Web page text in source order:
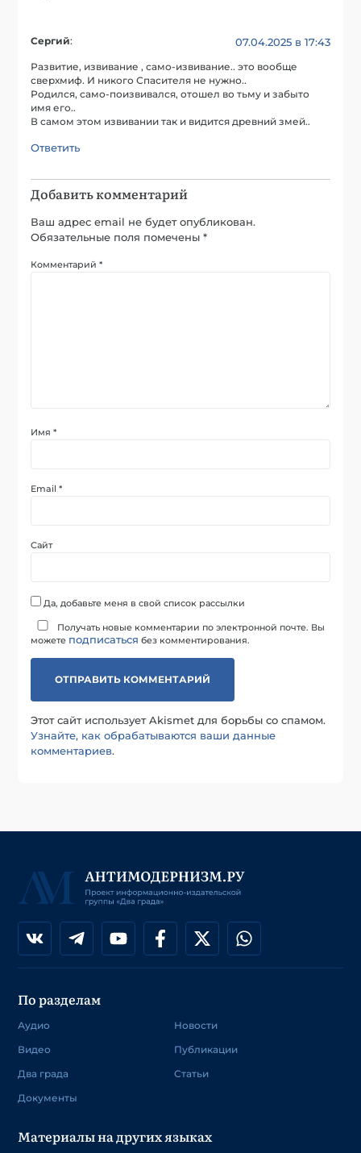
Сергий: 07.04.2025 в 17:43
Развитие, извивание , само-извивание.. это вообще
сверхмиф. И никого Спасителя не нужно..
Родился, само-поизвивался, отошел во тьму и забыто
имя его..
В самом этом извивании так и видится древний змей..
Ответить
Добавить комментарий
Ваш адрес email не будет опубликован.
Обязательные поля помечены*
Комментарий*
Имя*
Email*
Сайт
Да, добавьте меня в свой список рассылки
Получать новые комментарии по электронной почте. Вы
можете подписаться без комментирования.
Этот сайт использует Akismet для борьбы со спамом.
Узнайте, как обрабатываются ваши данные
комментариев.
По разделам
Аудио
Видео
Два града
Документы
Новости
Публикации
Статьи
Материалы на других языках